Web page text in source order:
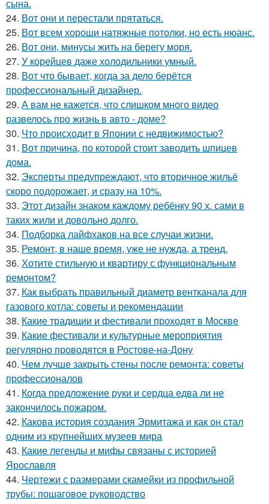
сына.
24. Вот они и перестали прятаться.
25. Вот всем хороши натяжные потолки, но есть нюанс.
26. Вот они, минусы жить на берегу моря.
27. У корейцев даже холодильники умный.
28. Вот что бывает, когда за дело берётся
профессиональный дизайнер.
29. А вам не кажется, что слишком много видео
развелось про жизнь в авто - доме?
30. Что происходит в Японии с недвижимостью?
31. Вот причина, по которой стоит заводить шпицев
дома.
32. Эксперты предупреждают, что вторичное жильё
скоро подорожает, и сразу на 10%.
33. Этот дизайн знаком каждому ребёнку 90 х. сами в
таких жили и довольно долго.
34. Подборка лайфхаков на все случаи жизни.
35. Ремонт, в наше время, уже не нужда, а тренд.
36. Хотите стильную и квартиру с функциональным
ремонтом?
37. Как выбрать правильный диаметр вентканала для
газового котла: советы и рекомендации
38. Какие традиции и фестивали проходят в Москве
39. Какие фестивали и культурные мероприятия
регулярно проводятся в Ростове-на-Дону
40. Чем лучше закрыть стены после ремонта: советы
профессионалов
41. Когда предложение руки и сердца едва ли не
закончилось пожаром.
42. Какова история создания Эрмитажа и как он стал
одним из крупнейших музеев мира
43. Какие легенды и мифы связаны с историей
Ярославля
44. Чертежи с размерами скамейки из профильной
трубы: пошаговое руководство